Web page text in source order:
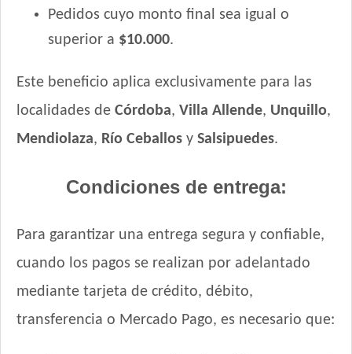
Pedidos cuyo monto final sea igual o
superior a $10.000.
Este beneficio aplica exclusivamente para las
localidades de Córdoba, Villa Allende, Unquillo,
Mendiolaza, Río Ceballos y Salsipuedes.
Condiciones de entrega:
Para garantizar una entrega segura y confiable,
cuando los pagos se realizan por adelantado
mediante tarjeta de crédito, débito,
transferencia o Mercado Pago, es necesario que: